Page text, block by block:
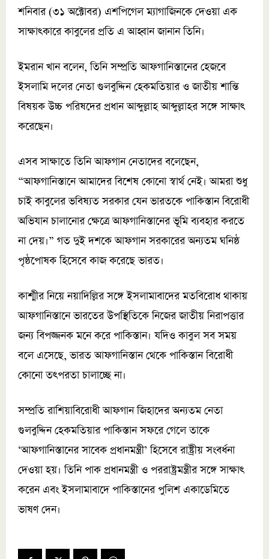
শনিবার (৩১ অক্টোবর) এশপিগেল ম্যাগাজিনকে দেওয়া এক
সাক্ষাৎকারে কাবুলের প্রতি এ আহ্বান জানান তিনি।
ইমরান খান বলেন, তিনি সম্প্রতি আফগানিস্তানের হেজবে
ইসলামি দলের নেতা গুলবুদ্দিন হেকমতিয়ার ও জাতীয় শান্তি
বিষয়ক উচ্চ পরিষদের প্রধান আব্দুল্লাহ আব্দুল্লাহর সঙ্গে সাক্ষাৎ
করেছেন।
এসব সাক্ষাতে তিনি আফগান নেতাদের বলেছেন,
“আফগানিস্তানে আমাদের বিশেষ কোনো স্বার্থ নেই। আমরা শুধু
চাই কাবুলের ভবিষ্যত সরকার যেন ভারতকে পাকিস্তান বিরোধী
অভিযান চালানোর ক্ষেত্রে আফগানিস্তানের ভূমি ব্যবহার করতে
না দেয়।” গত দুই দশকে আফগান সরকারের অন্যতম ঘনিষ্ঠ
পৃষ্ঠপোষক হিসেবে কাজ করেছে ভারত।
কাশ্মীর নিয়ে নয়াদিল্লির সঙ্গে ইসলামাবাদের মতবিরোধ থাকায়
আফগানিস্তানে ভারতের উপস্থিতিকে নিজের জাতীয় নিরাপত্তার
জন্য বিপজ্জনক মনে করে পাকিস্তান। যদিও কাবুল সব সময়
বলে এসেছে, ভারত আফগানিস্তান থেকে পাকিস্তান বিরোধী
কোনো তৎপরতা চালাচ্ছে না।
সম্প্রতি রাশিয়াবিরোধী আফগান জিহাদের অন্যতম নেতা
গুলবুদ্দিন হেকমতিয়ার পাকিস্তান সফরে গেলে তাকে
‘আফগানিস্তানের সাবেক প্রধানমন্ত্রী’ হিসেবে রাষ্ট্রীয় সংবর্ধনা
দেওয়া হয়। তিনি পাক প্রধানমন্ত্রী ও পররাষ্ট্রমন্ত্রীর সঙ্গে সাক্ষাৎ
করেন এবং ইসলামাবাদে পাকিস্তানের পুলিশ একাডেমিতে
ভাষণ দেন।